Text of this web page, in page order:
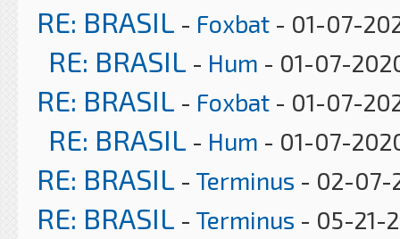
RE: BRASIL - Foxbat - 01-07-
RE: BRASIL - Hum - 01-07-
RE: BRASIL - Foxbat - 01-07-
RE: BRASIL - Hum - 01-07-
RE: BRASIL - Terminus - 02-07-
RE: BRASIL - Terminus - 05-21-